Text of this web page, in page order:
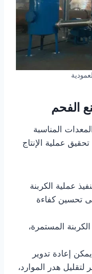
الفحم
المناسبة
تحقيق عملية الإنتاج
عملية الكربنة
تحسين كفاءة
المستمرة،
إعادة تدوير
هدر الموارد،